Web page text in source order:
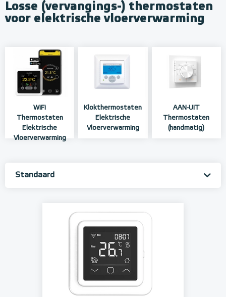
Losse (vervangings-) thermostaten
voor elektrische vloerverwarming
WiFi
Thermostaten
Elektrische
Vloerverwarming
Klokthermostaten
Elektrische
Vloerverwarming
AAN-UIT
Thermostaten
(handmatig)